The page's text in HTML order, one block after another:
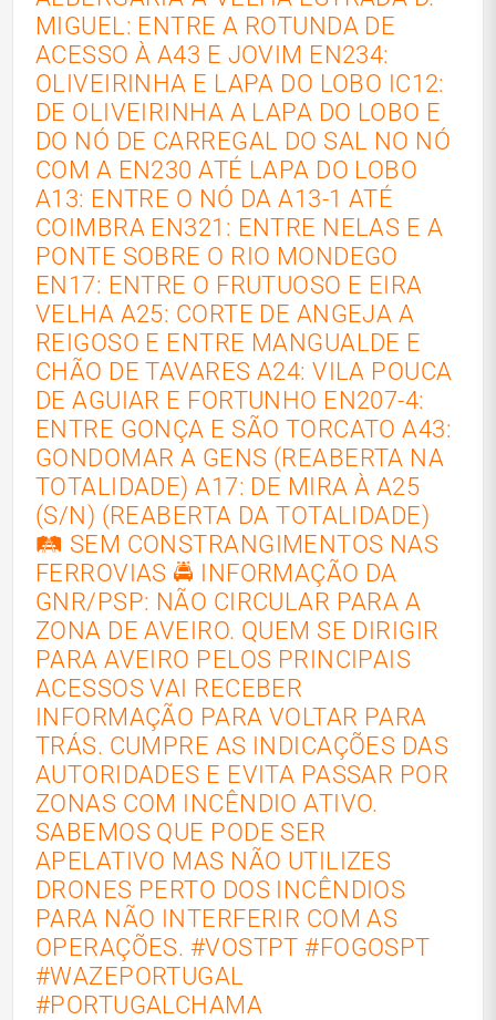
MIGUEL: ENTRE A ROTUNDA DE
ACESSO À A43 E JOVIM EN234:
OLIVEIRINHA E LAPA DO LOBO IC12:
DE OLIVEIRINHA A LAPA DO LOBO E
DO NÓ DE CARREGAL DO SAL NO NÓ
COM A EN230 ATÉ LAPA DO LOBO
A13: ENTRE O NÓ DA A13-1 ATÉ
COIMBRA EN321: ENTRE NELAS E A
PONTE SOBRE O RIO MONDEGO
EN17: ENTRE O FRUTUOSO E EIRA
VELHA A25: CORTE DE ANGEJA A
REIGOSO E ENTRE MANGUALDE E
CHÃO DE TAVARES A24: VILA POUCA
DE AGUIAR E FORTUNHO EN207-4:
ENTRE GONÇA E SÃO TORCATO A43:
GONDOMAR A GENS (REABERTA NA
TOTALIDADE) A17: DE MIRA À A25
(S/N) (REABERTA DA TOTALIDADE)
🛤️ SEM CONSTRANGIMENTOS NAS
FERROVIAS 🚔 INFORMAÇÃO DA
GNR/PSP: NÃO CIRCULAR PARA A
ZONA DE AVEIRO. QUEM SE DIRIGIR
PARA AVEIRO PELOS PRINCIPAIS
ACESSOS VAI RECEBER
INFORMAÇÃO PARA VOLTAR PARA
TRÁS. CUMPRE AS INDICAÇÕES DAS
AUTORIDADES E EVITA PASSAR POR
ZONAS COM INCÊNDIO ATIVO.
SABEMOS QUE PODE SER
APELATIVO MAS NÃO UTILIZES
DRONES PERTO DOS INCÊNDIOS
PARA NÃO INTERFERIR COM AS
OPERAÇÕES. #VOSTPT #FOGOSPT
#WAZEPORTUGAL
#PORTUGALCHAMA